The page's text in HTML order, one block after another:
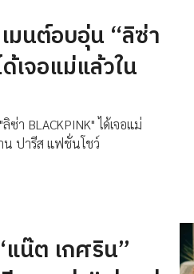
มนต์อบอุ่น “ลิซ่า
เจอแม่แล้วใน
า BLACKPINK" ได้เจอแม่
น ปารีส แฟชั่นโชว์
น๊ต เกศริน”